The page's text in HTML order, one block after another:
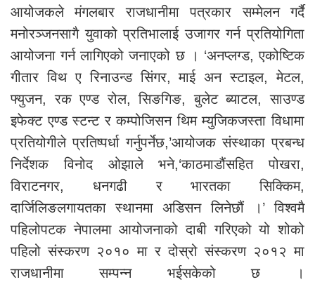
आयोजकले मंगलबार राजधानीमा पत्रकार सम्मेलन गर्दै
मनोरञ्जनसागै युवाको प्रतिभालाई उजागर गर्न प्रतियोगिता
आयोजना गर्न लागिएको जनाएको छ । ‘अनप्लग्ड, एकोष्टिक
गीतार विथ ए रिनाउन्ड सिंगर, माई अन स्टाइल, मेटल,
फ्युजन, रक एण्ड रोल, सिङगिङ, बुलेट ब्याटल, साउण्ड
इफेक्ट एण्ड स्टन्ट र कम्पोजिसन थिम म्युजिकजस्ता विधामा
प्रतियोगीले प्रतिष्पर्धा गर्नुपर्नेछ,’आयोजक संस्थाका प्रबन्ध
निर्देशक विनोद ओझाले भने,‘काठमाडौंसहित पोखरा,
विराटनगर, धनगढी र भारतका सिक्किम,
दार्जिलिङलगायतका स्थानमा अडिसन लिनेछौं ।’ विश्वमै
पहिलोपटक नेपालमा आयोजनाको दाबी गरिएको यो शोको
पहिलो संस्करण २०१० मा र दोस्रो संस्करण २०१२ मा
राजधानीमा सम्पन्न भईसकेको छ ।